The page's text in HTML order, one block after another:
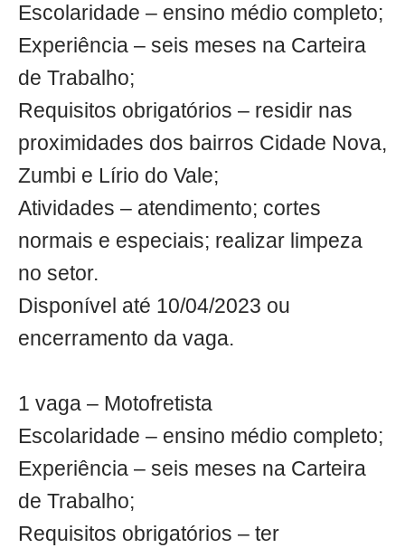
Escolaridade – ensino médio completo;
Experiência – seis meses na Carteira
de Trabalho;
Requisitos obrigatórios – residir nas
proximidades dos bairros Cidade Nova,
Zumbi e Lírio do Vale;
Atividades – atendimento; cortes
normais e especiais; realizar limpeza
no setor.
Disponível até 10/04/2023 ou
encerramento da vaga.
1 vaga – Motofretista
Escolaridade – ensino médio completo;
Experiência – seis meses na Carteira
de Trabalho;
Requisitos obrigatórios – ter